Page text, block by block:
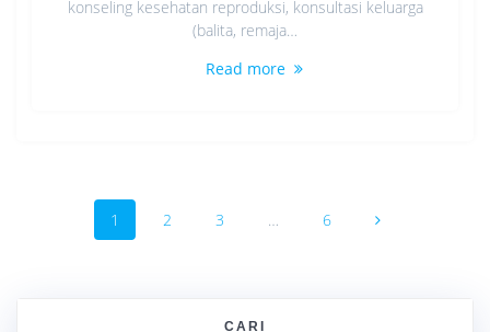
konseling kesehatan reproduksi, konsultasi keluarga
(balita, remaja…
Read more
Posts
navigation
Page
1 Page
2 Page
3 … Page
6
CARI